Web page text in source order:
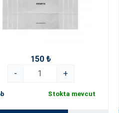
150 ₺
-
+
Stokta mevcut